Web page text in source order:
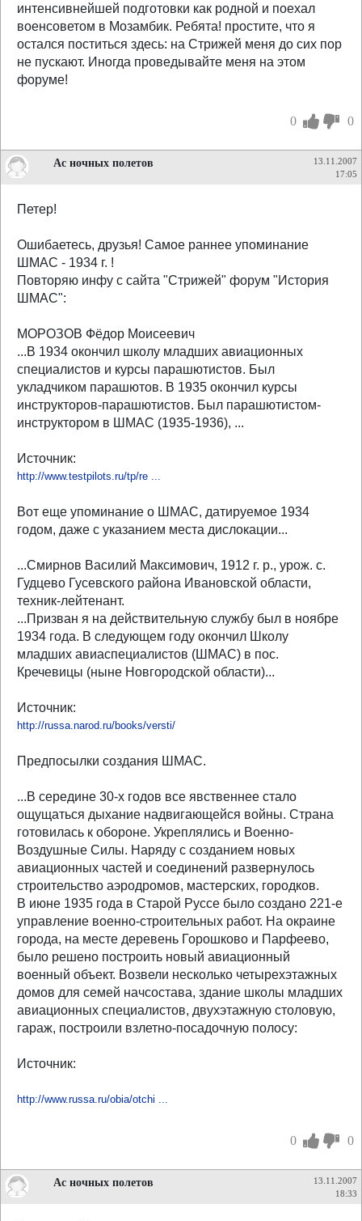
интенсивнейшей подготовки как родной и поехал
военсоветом в Мозамбик. Ребята! простите, что я
остался поститься здесь: на Стрижей меня до сих пор
не пускают. Иногда проведывайте меня на этом
форуме!
0 0
Ас ночных полетов
13.11.2007
17:05
Петер!
Ошибаетесь, друзья! Самое раннее упоминание
ШМАС - 1934 г. !
Повторяю инфу с сайта "Стрижей" форум "История
ШМАС":
МОРОЗОВ Фёдор Моисеевич
...В 1934 окончил школу младших авиационных
специалистов и курсы парашютистов. Был
укладчиком парашютов. В 1935 окончил курсы
инструкторов-парашютистов. Был парашютистом-
инструктором в ШMAC (1935-1936), ...
Источник:
http://www.testpilots.ru/tp/re ...
Вот еще упоминание о ШМАС, датируемое 1934
годом, даже с указанием места дислокации...
...Смирнов Василий Максимович, 1912 г. р., урож. с.
Гудцево Гусевского района Ивановской области,
техник-лейтенант.
...Призван я на действительную службу был в ноябре
1934 года. В следующем году окончил Школу
младших авиаспециалистов (ШМАС) в пос.
Кречевицы (ныне Новгородской области)...
Источник:
http://russa.narod.ru/books/versti/
Предпосылки создания ШМАС.
...В середине 30-х годов все явственнее стало
ощущаться дыхание надвигающейся войны. Страна
готовилась к обороне. Укреплялись и Военно-
Воздушные Силы. Наряду с созданием новых
авиационных частей и соединений развернулось
строительство аэродромов, мастерских, городков.
В июне 1935 года в Старой Руссе было создано 221-е
управление военно-строительных работ. На окраине
города, на месте деревень Горошково и Парфеево,
было решено построить новый авиационный
военный объект. Возвели несколько четырехэтажных
домов для семей начсостава, здание школы младших
авиационных специалистов, двухэтажную столовую,
гараж, построили взлетно-посадочную полосу:
Источник:
http://www.russa.ru/obia/otchi ...
0 0
Ас ночных полетов
13.11.2007
18:33